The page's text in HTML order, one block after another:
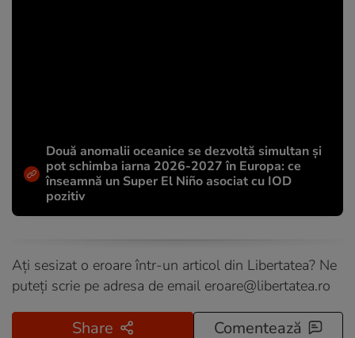
Două anomalii oceanice se dezvoltă simultan și
pot schimba iarna 2026-2027 în Europa: ce
înseamnă un Super El Niño asociat cu IOD
pozitiv
Ați sesizat o eroare într-un articol din Libertatea? Ne
puteți scrie pe adresa de email eroare@libertatea.ro
Share Comentează